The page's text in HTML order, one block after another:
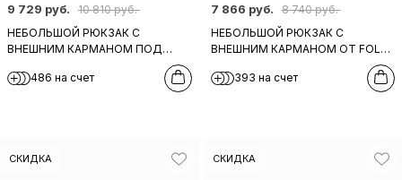
9 729 руб.
10 810 руб.
НЕБОЛЬШОЙ РЮКЗАК С
ВНЕШНИМ КАРМАНОМ ПОД
НАТУРАЛЬНОЙ ЧЕРНОЙ КОЖИ
486 на счет
7 866 руб.
8 740 руб.
НЕБОЛЬШОЙ РЮКЗАК С
ВНЕШНИМ КАРМАНОМ ОТ FOLLE
ИЗ НАТУРАЛЬНОЙ ДЖИНСОВОЙ
КОЖИ393 на счет
СКИДКА СКИДКА